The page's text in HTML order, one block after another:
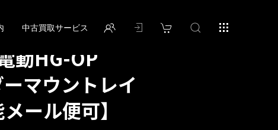
中古買取サービス
動HG-OP
マウントレイ
ール便可】